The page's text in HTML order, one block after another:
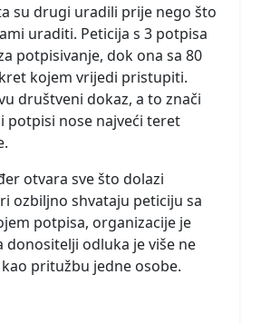
su drugi uradili prije nego što
uraditi. Peticija s 3 potpisa
potpisivanje, dok ona sa 80
kojem vrijedi pristupiti.
društveni dokaz, a to znači
potpisi nose najveći teret
otvara sve što dolazi
ozbiljno shvataju peticiju sa
potpisa, organizacije je
donositelji odluka je više ne
pritužbu jedne osobe.